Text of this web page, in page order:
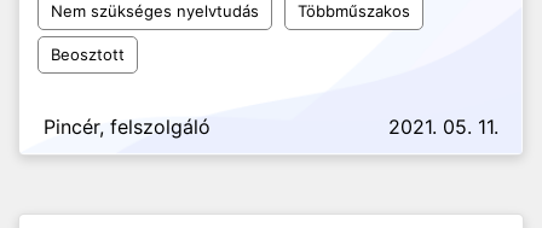
Nem szükséges nyelvtudás Többműszakos
Beosztott
Pincér, felszolgáló 2021. 05. 11.